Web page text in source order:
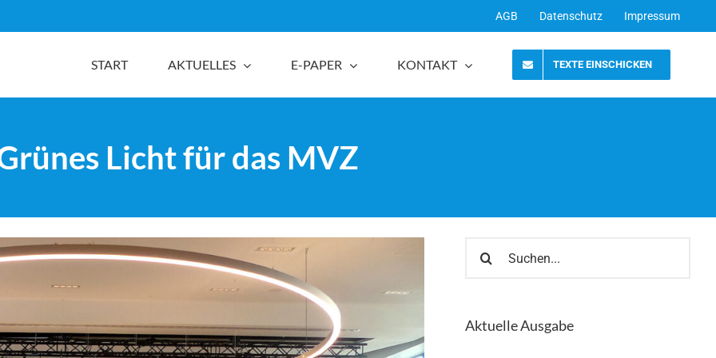
AGB Datenschutz Impressum
START AKTUELLES E-PAPER KONTAKT TEXTE EINSCHICKEN
Licht für das MVZ
nach:
Aktuelle Ausgabe